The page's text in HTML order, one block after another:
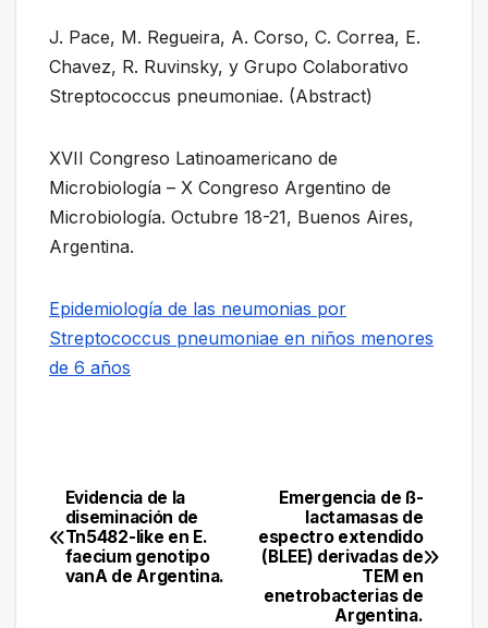
J. Pace, M. Regueira, A. Corso, C. Correa, E.
Chavez, R. Ruvinsky, y Grupo Colaborativo
Streptococcus pneumoniae. (Abstract)
XVII Congreso Latinoamericano de
Microbiología – X Congreso Argentino de
Microbiología. Octubre 18-21, Buenos Aires,
Argentina.
Epidemiología de las neumonias por
Streptococcus pneumoniae en niños menores
de 6 años
Navegación
de
entradas
Emergencia de ß-
lactamasas de
espectro extendido
(BLEE) derivadas de
TEM en
enetrobacterias de
Argentina.
Evidencia de la
diseminación de
Tn5482-like en E.
faecium genotipo
vanA de Argentina.